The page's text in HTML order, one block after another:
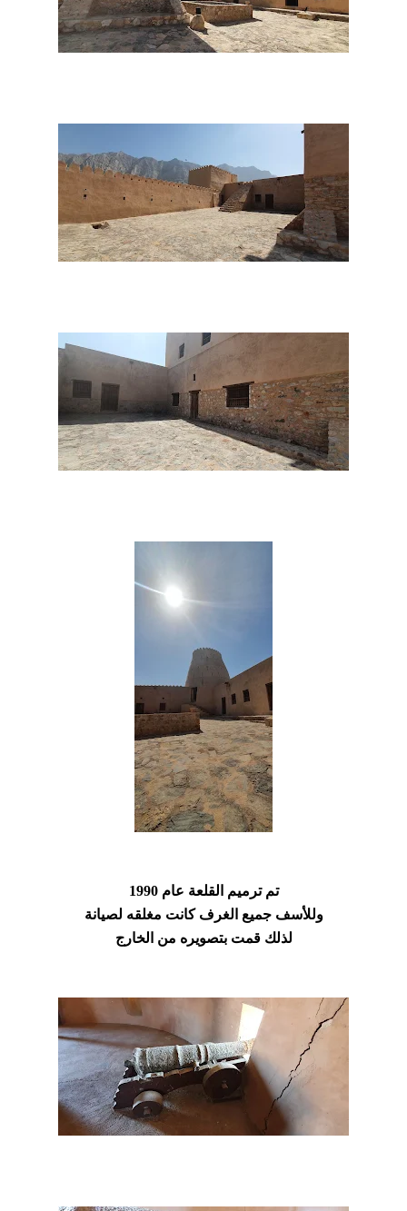
تم ترميم القلعة عام 1990
وللأسف جميع الغرف كانت مغلقه لصيانة
لذلك قمت بتصويره من الخارج